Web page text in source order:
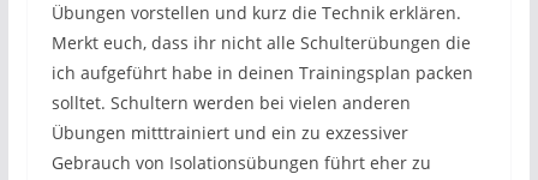
Übungen vorstellen und kurz die Technik erklären.
Merkt euch, dass ihr nicht alle Schulterübungen die
ich aufgeführt habe in deinen Trainingsplan packen
solltet. Schultern werden bei vielen anderen
Übungen mitttrainiert und ein zu exzessiver
Gebrauch von Isolationsübungen führt eher zu